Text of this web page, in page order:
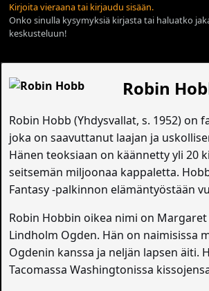
Kirjoita vieraana tai kirjaudu sisään.
Onko sinulla kysymyksiä kirjasta tai haluatko
keskusteluun!
Robin
Robin Hobb (Yhdysvallat, s. 1952) on
joka on saavuttanut laajan ja
Hänen teoksiaan on käännetty yli 20
seitsemän miljoonaa kappaletta.
Fantasy -palkinnon elämäntyöstään
Robin Hobbin oikea nimi on
Lindholm Ogden. Hän on naimisissa
Ogdenin kanssa ja neljän lapsen äiti.
Tacomassa Washingtonissa